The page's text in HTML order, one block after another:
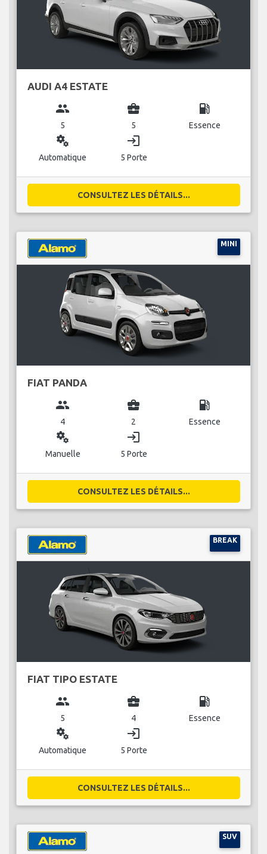
AUDI A4 ESTATE
group
5
business_center
5
local_gas_station
Essence
miscellaneous_services
Automatique
login
5 Porte
CONSULTEZ LES DÉTAILS...
MINI
FIAT PANDA
group
4
business_center
2
local_gas_station
Essence
miscellaneous_services
Manuelle
login
5 Porte
CONSULTEZ LES DÉTAILS...
BREAK
FIAT TIPO ESTATE
group
5
business_center
4
local_gas_station
Essence
miscellaneous_services
Automatique
login
5 Porte
CONSULTEZ LES DÉTAILS...
SUV